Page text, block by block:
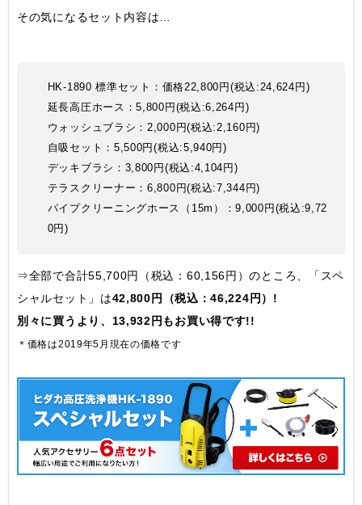
その気になるセット内容は…
HK-1890 標準セット：価格22,800円(税込:24,624円)
延長高圧ホース：5,800円(税込:6,264円)
ウォッシュブラシ：2,000円(税込:2,160円)
自吸セット：5,500円(税込:5,940円)
デッキブラシ：3,800円(税込:4,104円)
テラスクリーナー：6,800円(税込:7,344円)
パイプクリーニングホース（15m）：9,000円(税込:9,72
0円)
⇒全部で合計55,700円（税込：60,156円）のところ、「スペ
シャルセット」は42,800円（税込：46,224円）!
別々に買うより、13,932円もお買い得です!!
＊価格は2019年5月現在の価格です